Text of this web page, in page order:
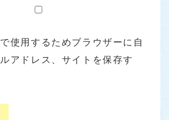
使用するためブラウザーに自
アドレス、サイトを保存す